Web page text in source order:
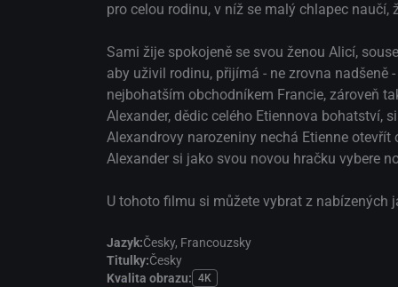
pro celou rodinu, v níž se malý chlapec naučí,
Sami žije spokojeně se svou ženou Alicí,
aby uživil rodinu, přijímá - ne zrovna
nejbohatším obchodníkem Francie, zároveň
Alexander, dědic celého Etiennova bohatství,
Alexandrovy narozeniny nechá Etienne
Alexander si jako svou novou hračku vybere
U tohoto filmu si můžete vybrat z nabízených
Jazyk:Česky, Francouzsky
Titulky:Česky
Kvalita obrazu: 4K